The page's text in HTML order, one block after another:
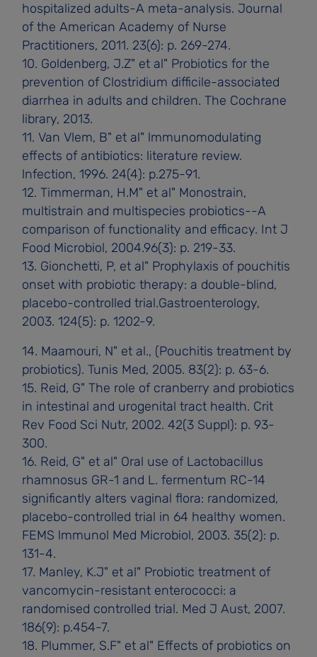
hospitalized adults-A meta-analysis. Journal
of the American Academy of Nurse
Practitioners, 2011. 23(6): p. 269-274.
10. Goldenberg, J.Z" et al" Probiotics for the
prevention of Clostridium difficile-associated
diarrhea in adults and children. The Cochrane
library, 2013.
11. Van Vlem, B" et al" lmmunomodulating
effects of antibiotics: literature review.
lnfection, 1996. 24(4): p.275-91.
12. Timmerman, H.M" et al" Monostrain,
multistrain and multispecies probiotics--A
comparison of functionality and efficacy. Int J
Food Microbiol, 2004.96(3): p. 219-33.
13. Gionchetti, P, et al" Prophylaxis of pouchitis
onset with probiotic therapy: a double-blind,
placebo-controlled trial.Gastroenterology,
2003. 124(5): p. 1202-9.
14. Maamouri, N" et al., (Pouchitis treatment by
probiotics). Tunis Med, 2005. 83(2): p. 63-6.
15. Reid, G" The role of cranberry and probiotics
in intestinal and urogenital tract health. Crit
Rev Food Sci Nutr, 2002. 42(3 Suppl): p. 93-
300.
16. Reid, G" et al" Oral use of Lactobacillus
rhamnosus GR-1 and L. fermentum RC-14
significantly alters vaginal flora: randomized,
placebo-controlled trial in 64 healthy women.
FEMS lmmunol Med Microbiol, 2003. 35(2): p.
131-4.
17. Manley, K.J" et al" Probiotic treatment of
vancomycin-resistant enterococci: a
randomised controlled trial. Med J Aust, 2007.
186(9): p.454-7.
18. Plummer, S.F" et al" Effects of probiotics on